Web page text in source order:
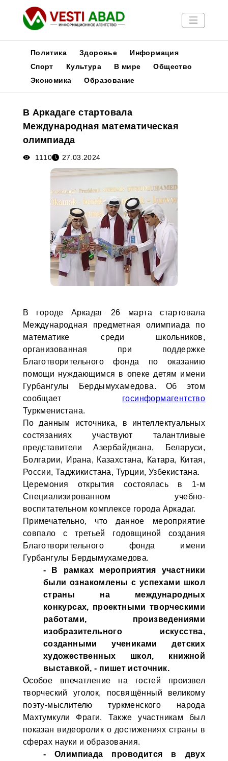
Новости
Медиа
Афиша
Политика Здоровье
Информация
Спорт
Культура В мире
Общество
Экономика
Образование
В Аркадаге стартовала
Международная математическая
олимпиада
1110 27.03.2024
В городе Аркадаг 26 марта стартовала
Международная предметная олимпиада по
математике среди школьников,
организованная при поддержке
Благотворительного фонда по оказанию
помощи нуждающимся в опеке детям имени
Гурбангулы Бердымухамедова. Об этом
сообщает госинформагентство
Туркменистана.
По данным источника, в интеллектуальных
состязаниях участвуют талантливые
представители Азербайджана, Беларуси,
Болгарии, Ирана, Казахстана, Катара, Китая,
России, Таджикистана, Турции, Узбекистана.
Церемония открытия состоялась в 1-м
Специализированном учебно-
воспитательном комплексе города Аркадаг.
Примечательно, что данное мероприятие
совпало с третьей годовщиной создания
Благотворительного фонда имени
Гурбангулы Бердымухамедова.
- В рамках мероприятия участники
были ознакомлены с успехами школ
страны на международных
конкурсах, проектными творческими
работами, произведениями
изобразительного искусства,
созданными учениками детских
художественных школ, книжной
выставкой, - пишет источник.
Особое впечатление на гостей произвел
творческий уголок, посвящённый великому
поэту-мыслителю туркменского народа
Махтумкули Фраги. Также участникам был
показан видеоролик о достижениях страны в
сферах науки и образования.
- Олимпиада проводится в двух